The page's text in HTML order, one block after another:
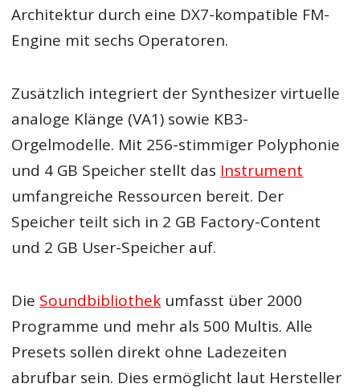
Architektur durch eine DX7-kompatible FM-
Engine mit sechs Operatoren.
Zusätzlich integriert der Synthesizer virtuelle
analoge Klänge (VA1) sowie KB3-
Orgelmodelle. Mit 256-stimmiger Polyphonie
und 4 GB Speicher stellt das Instrument
umfangreiche Ressourcen bereit. Der
Speicher teilt sich in 2 GB Factory-Content
und 2 GB User-Speicher auf.
Die Soundbibliothek umfasst über 2000
Programme und mehr als 500 Multis. Alle
Presets sollen direkt ohne Ladezeiten
abrufbar sein. Dies ermöglicht laut Hersteller